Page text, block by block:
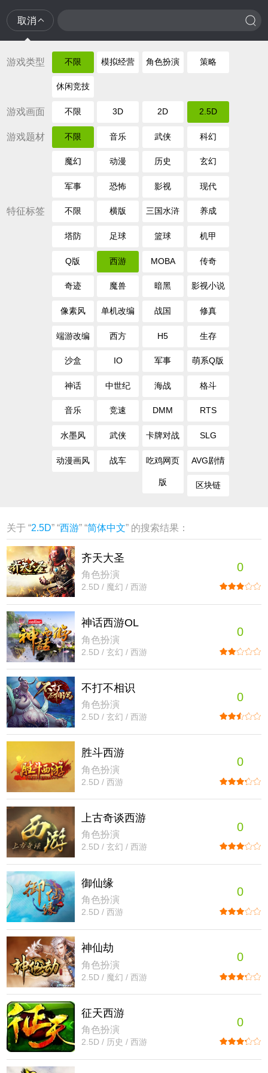
取消
游戏类型 不限 模拟经营 角色扮演 策略
休闲竞技
游戏画面 不限 3D 2D 2.5D
游戏题材 不限 音乐 武侠 科幻
魔幻 动漫 历史 玄幻
军事 恐怖 影视 现代
特征标签 不限 横版 三国水浒 养成
塔防 足球 篮球 机甲
Q版 西游 MOBA 传奇
奇迹 魔兽 暗黑 影视小说
像素风 单机改编 战国 修真
端游改编 西方 H5 生存
沙盒 IO 军事 萌系Q版
神话 中世纪 海战 格斗
音乐 竞速 DMM RTS
水墨风 武侠 卡牌对战 SLG
动漫画风 战车 吃鸡网页
版
AVG剧情
区块链
关于 “2.5D” “西游” “简体中文” 的搜索结果：
齐天大圣
角色扮演
2.5D / 魔幻 / 西游
0
神话西游OL
角色扮演
2.5D / 玄幻 / 西游
0
不打不相识
角色扮演
2.5D / 玄幻 / 西游
0
胜斗西游
角色扮演
2.5D / 西游
0
上古奇谈西游
角色扮演
2.5D / 玄幻 / 西游
0
御仙缘
角色扮演
2.5D / 西游
0
神仙劫
角色扮演
2.5D / 魔幻 / 西游
0
征天西游
角色扮演
2.5D / 历史 / 西游
0